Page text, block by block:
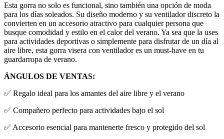
Esta gorra no solo es funcional, sino también una opción de moda
para los días soleados. Su diseño moderno y su ventilador discreto la
convierten en un accesorio atractivo para cualquier persona que
busque comodidad y estilo en el calor del verano. Ya sea que la uses
para actividades deportivas o simplemente para disfrutar de un día al
aire libre, esta gorra visera con ventilador es un must-have en tu
guardarropa de verano.
ÁNGULOS DE VENTAS:
✅ Regalo ideal para los amantes del aire libre y el verano
✅ Compañero perfecto para actividades bajo el sol
✅ Accesorio esencial para mantenerte fresco y protegido del sol